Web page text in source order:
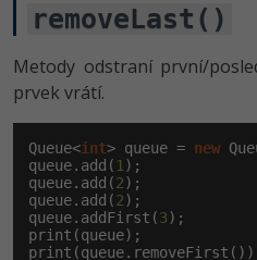
removeLast()
Metody odstraní první/
prvek vrátí.
Queue<int> queue = new
queue.add( 1 );
queue.add(2);
queue.add(2);
queue.addFirst(3);
print(queue);